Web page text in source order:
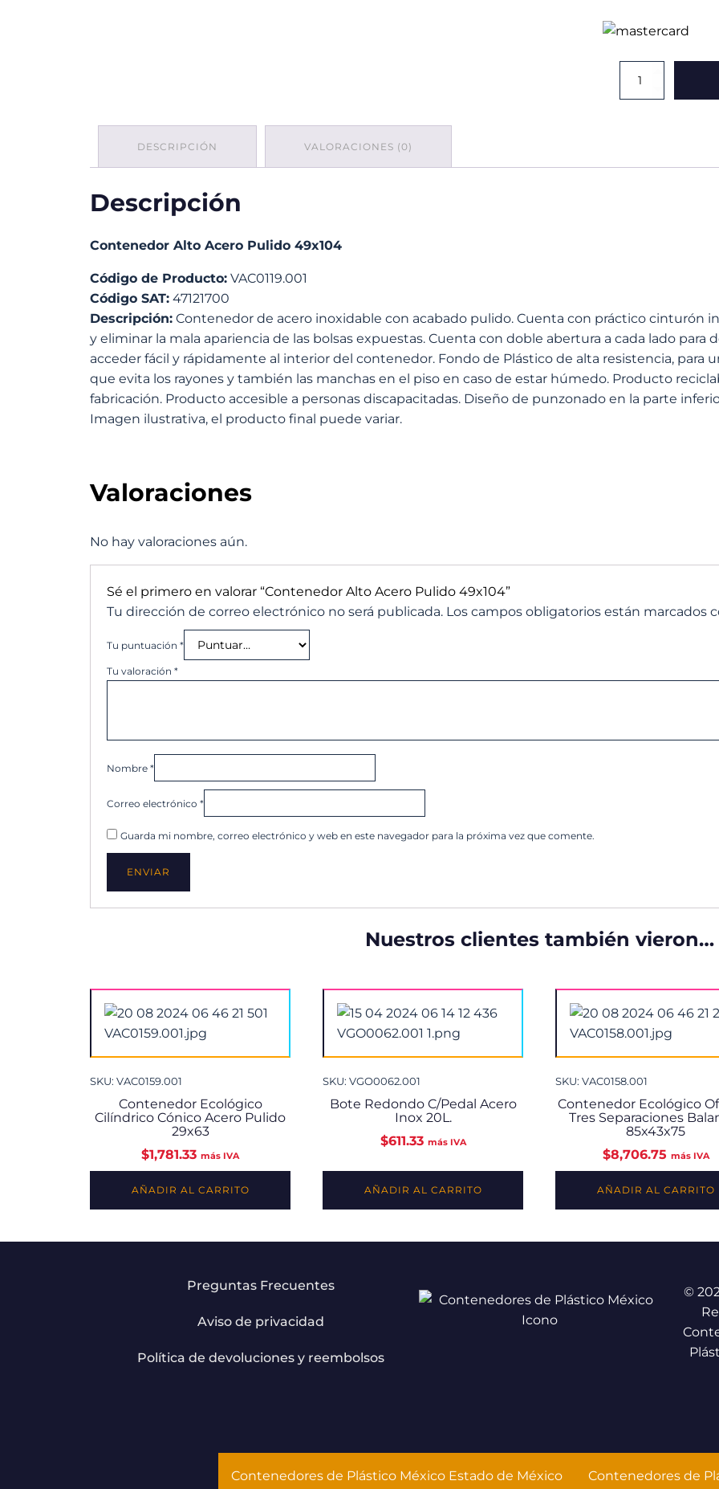
Contenedor
DESCRIPCIÓN VALORACIONES (0)
Descripción
Contenedor Alto Acero Pulido 49x104
Código de Producto: VAC0119.001
Código SAT: 47121700
Descripción: Contenedor de acero inoxidable con acabado pulido. Cuenta con práctico cinturón
y eliminar la mala apariencia de las bolsas expuestas. Cuenta con doble abertura a cada lado para
acceder fácil y rápidamente al interior del contenedor. Fondo de Plástico de alta resistencia, para
que evita los rayones y también las manchas en el piso en caso de estar húmedo. Producto
fabricación. Producto accesible a personas discapacitadas. Diseño de punzonado en la parte
Imagen ilustrativa, el producto final puede variar.
Valoraciones
No hay valoraciones aún.
Sé el primero en valorar “Contenedor Alto Acero Pulido 49x104”
Tu dirección de correo electrónico no será publicada. Los campos obligatorios están marcados
Tu puntuación *
Tu valoración *
Nombre *
Correo electrónico *
Guarda mi nombre, correo electrónico y web en este navegador para la próxima vez que comente.
Nuestros clientes también vieron…
SKU: VAC0159.001
Contenedor Ecológico
Cilíndrico Cónico Acero Pulido
29x63
$1,781.33 más IVA
AÑADIR AL CARRITO
SKU: VGO0062.001
Bote Redondo C/Pedal Acero
Inox 20L.
$611.33 más IVA
AÑADIR AL CARRITO
SKU: VAC0158.001
Contenedor Ecológico
Tres Separaciones
85x43x75
$8,706.75 más IVA
AÑADIR AL CARRITO
Preguntas Frecuentes
Aviso de privacidad
Política de devoluciones y reembolsos
©
Contenedores de Plástico México Estado de México Contenedores de